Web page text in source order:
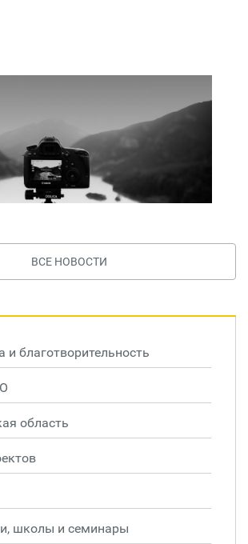
ВСЕ НОВОСТИ
благотворительность
область
школы и семинары